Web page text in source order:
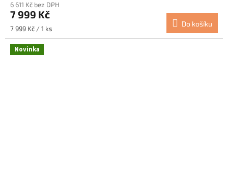
6 611 Kč bez DPH
7 999 Kč
Měrná
cena:
7 999 Kč / 1 ks
Do košíku
Novinka